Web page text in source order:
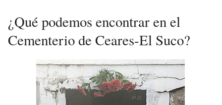
¿Qué podemos encontrar en el
Cementerio de Ceares-El Suco?